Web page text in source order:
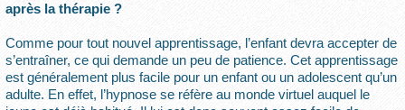
après la thérapie ?
Comme pour tout nouvel apprentissage, l’enfant devra accepter de
s’entraîner, ce qui demande un peu de patience. Cet apprentissage
est généralement plus facile pour un enfant ou un adolescent qu’un
adulte. En effet, l’hypnose se réfère au monde virtuel auquel le